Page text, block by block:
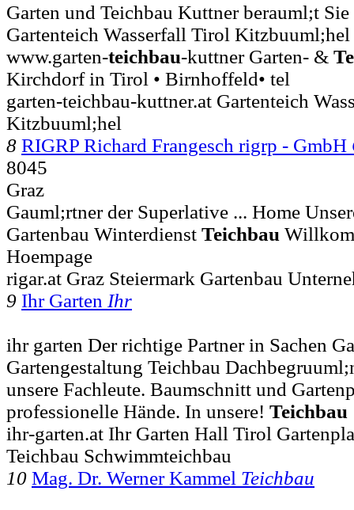
Garten und Teichbau Kuttner berauml;t
Gartenteich Wasserfall Tirol Kitzbuuml;hel
www.garten-teichbau-kuttner Garten- &
Kirchdorf in Tirol • Birnhoffeld• tel
garten-teichbau-kuttner.at Gartenteich
Kitzbuuml;hel
8 RIGRP Richard Frangesch rigrp - GmbH
8045
Graz
Gauml;rtner der Superlative ... Home
Gartenbau Winterdienst Teichbau
Hoempage
rigar.at Graz Steiermark Gartenbau
9 Ihr Garten Ihr
ihr garten Der richtige Partner in Sachen
Gartengestaltung Teichbau
unsere Fachleute. Baumschnitt und
professionelle Hände. In unsere! Teichbau
ihr-garten.at Ihr Garten Hall Tirol
Teichbau Schwimmteichbau
10 Mag. Dr. Werner Kammel Teichbau